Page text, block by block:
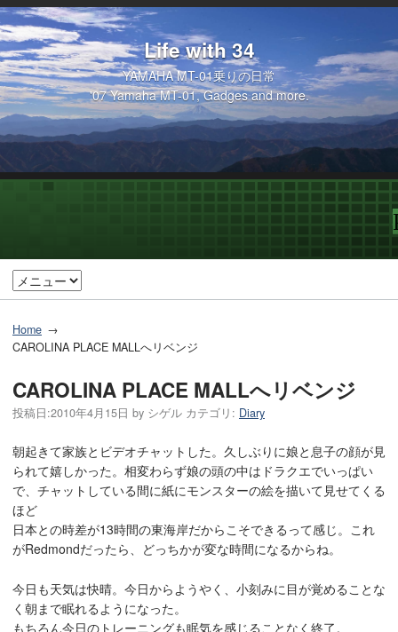
Life with 34
YAMAHA MT-01乗りの日常
'07 Yamaha MT-01, Gadges and more.
Home
CAROLINA PLACE MALLへリベンジ
CAROLINA PLACE MALLへリベンジ
投稿日:2010年4月15日 by シゲル カテゴリ: Diary
朝起きて家族とビデオチャットした。久しぶりに娘と息子の顔が見
られて嬉しかった。相変わらず娘の頭の中はドラクエでいっぱい
で、チャットしている間に紙にモンスターの絵を描いて見せてくる
ほど
日本との時差が13時間の東海岸だからこそできるって感じ。これ
がRedmondだったら、どっちかが変な時間になるからね。
今日も天気は快晴。今日からようやく、小刻みに目が覚めることな
く朝まで眠れるようになった。
もちろん今日のトレーニングも眠気を感じることなく終了。